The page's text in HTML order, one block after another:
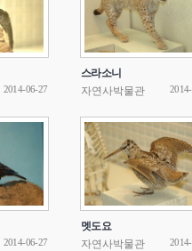
2014-06-27
스라소니
자연사박물관
2014-06-27
멧도요
자연사박물관